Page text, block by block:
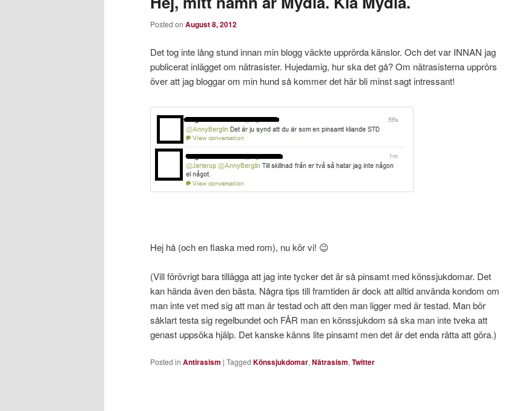
Posted on August 8, 2012
Det tog inte lång stund innan min blogg väckte upprörda känslor. Och det var INNAN jag
publicerat inlägget om nätrasister. Hujedamig, hur ska det gå? Om nätrasisterna upprörs
över att jag bloggar om min hund så kommer det här bli minst sagt intressant!
Hej hå (och en flaska med rom), nu kör vi! 😉
(Vill förövrigt bara tillägga att jag inte tycker det är så pinsamt med könssjukdomar. Det
kan hända även den bästa. Några tips till framtiden är dock att alltid använda kondom om
man inte vet med sig att man är testad och att den man ligger med är testad. Man bör
såklart testa sig regelbundet och FÅR man en könssjukdom så ska man inte tveka att
genast uppsöka hjälp. Det kanske känns lite pinsamt men det är det enda rätta att göra.)
Posted in Antirasism | Tagged Könssjukdomar,Nätrasism,Twitter